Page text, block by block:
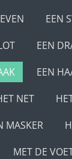
EEN
EEN
EEN
NET
MASKER
MET DE